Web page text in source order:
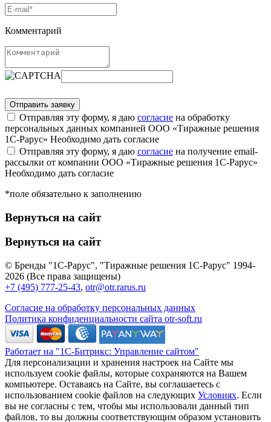
Комментарий
Отправляя эту форму, я даю согласие на обработку
персональных данных компанией ООО «Тиражные решения
1С-Рарус» Необходимо дать согласие
Отправляя эту форму, я даю согласие на получение email-
рассылки от компании ООО «Тиражные решения 1С-Рарус»
Необходимо дать согласие
*поле обязательно к заполнению
Вернуться на сайт
Вернуться на сайт
© Бренды "1С-Рарус", "Тиражные решения 1С-Рарус" 1994-
2026 (Все права защищены)
+7 (495) 777-25-43, otr@otr.rarus.ru
Согласие на обработку персональных данных
Политика конфиденциальности сайта otr-soft.ru
Работает на "1С-Битрикс: Управление сайтом"
Для персонализации и хранения настроек на Сайте мы
используем cookie файлы, которые сохраняются на Вашем
компьютере. Оставаясь на Сайте, вы соглашаетесь с
использованием cookie файлов на следующих Условиях. Если
вы не согласны с тем, чтобы мы использовали данный тип
файлов, то вы должны соответствующим образом установить